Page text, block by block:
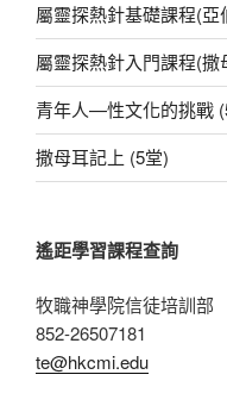
屬靈探熱針基礎課程(亞
屬靈探熱針入門課程(
青年人—性文化的挑戰
撒母耳記上 (5堂)
遙距學習課程查詢
牧職神學院信徒培訓部
852-26507181
te@hkcmi.edu